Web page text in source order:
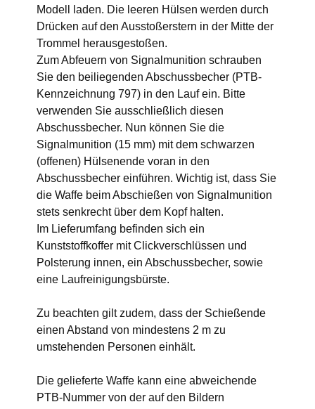
Modell laden. Die leeren Hülsen werden durch
Drücken auf den Ausstoßerstern in der Mitte der
Trommel herausgestoßen.
Zum Abfeuern von Signalmunition schrauben
Sie den beiliegenden Abschussbecher (PTB-
Kennzeichnung 797) in den Lauf ein. Bitte
verwenden Sie ausschließlich diesen
Abschussbecher. Nun können Sie die
Signalmunition (15 mm) mit dem schwarzen
(offenen) Hülsenende voran in den
Abschussbecher einführen. Wichtig ist, dass Sie
die Waffe beim Abschießen von Signalmunition
stets senkrecht über dem Kopf halten.
Im Lieferumfang befinden sich ein
Kunststoffkoffer mit Clickverschlüssen und
Polsterung innen, ein Abschussbecher, sowie
eine Laufreinigungsbürste.
Zu beachten gilt zudem, dass der Schießende
einen Abstand von mindestens 2 m zu
umstehenden Personen einhält.
Die gelieferte Waffe kann eine abweichende
PTB-Nummer von der auf den Bildern